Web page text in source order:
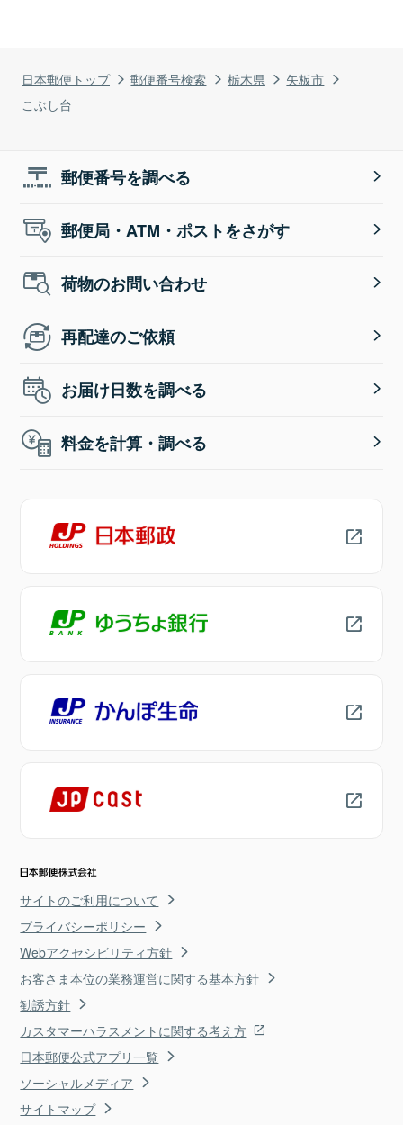
日本郵便トップ 郵便番号検索 栃木県
矢板市
こぶし台
郵便番号を調べる
郵便局・ATM・ポストをさがす
荷物のお問い合わせ
再配達のご依頼
お届け日数を調べる
料金を計算・調べる
サイトのご利用について
プライバシーポリシー
Webアクセシビリティ方針
お客さま本位の業務運営に関する基本方針
勧誘方針
カスタマーハラスメントに関する考え方
日本郵便公式アプリ一覧
ソーシャルメディア
サイトマップ